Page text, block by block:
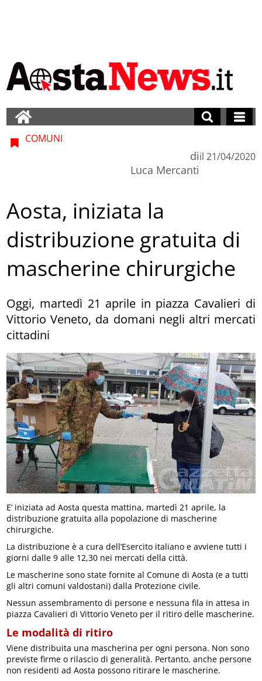
COMUNI
di
Luca Mercanti
il 21/04/2020
Aosta, iniziata la
distribuzione gratuita di
mascherine chirurgiche
Oggi, martedì 21 aprile in piazza Cavalieri di
Vittorio Veneto, da domani negli altri mercati
cittadini
E’ iniziata ad Aosta questa mattina, martedì 21 aprile, la
distribuzione gratuita alla popolazione di mascherine
chirurgiche.
La distribuzione è a cura dell’Esercito italiano e avviene tutti i
giorni dalle 9 alle 12,30 nei mercati della città.
Le mascherine sono state fornite al Comune di Aosta (e a tutti
gli altri comuni valdostani) dalla Protezione civile.
Nessun assembramento di persone e nessuna fila in attesa in
piazza Cavalieri di Vittorio Veneto per il ritiro delle mascherine.
Le modalità di ritiro
Viene distribuita una mascherina per ogni persona. Non sono
previste firme o rilascio di generalità. Pertanto, anche persone
non residenti ad Aosta possono ritirare le mascherine.